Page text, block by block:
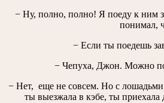
− Ну, полно, полно! Я поеду к ним
понимал,
− Если ты поедешь
− Чепуха, Джон. Можно
− Нет, еще не совсем. Но с
ты выезжала в кэбе, ты